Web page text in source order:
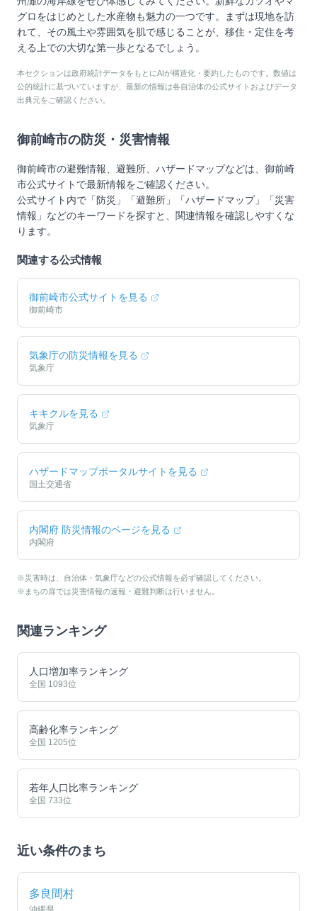
グロをはじめとした水産物も魅力の一つです。まずは現地を訪
れて、その風土や雰囲気を肌で感じることが、移住・定住を考
える上での大切な第一歩となるでしょう。
本セクションは政府統計データをもとにAIが構造化・要約したものです。数値は
公的統計に基づいていますが、最新の情報は各自治体の公式サイトおよびデータ
出典元をご確認ください。
御前崎市の防災・災害情報
御前崎市の避難情報、避難所、ハザードマップなどは、 御前崎
市公式サイトで最新情報をご確認ください。
公式サイト内で「防災」「避難所」「ハザードマップ」「災害
情報」などのキーワードを探すと、関連情報を確認しやすくな
ります。
関連する公式情報
御前崎市公式サイトを見る
御前崎市
気象庁の防災情報を見る
気象庁
キキクルを見る
気象庁
ハザードマップポータルサイトを見る
国土交通省
内閣府 防災情報のページを見る
内閣府
※災害時は、自治体・気象庁などの公式情報を必ず確認してください。
※まちの扉では災害情報の速報・避難判断は行いません。
関連ランキング
人口増加率ランキング
全国 1093位
高齢化率ランキング
全国 1205位
若年人口比率ランキング
全国 733位
近い条件のまち
多良間村